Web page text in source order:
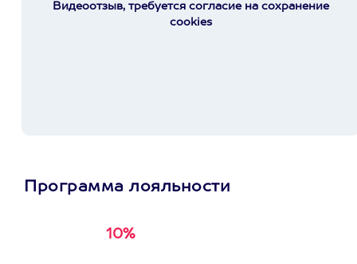
Видеоотзыв, требуется согласие на сохранение
cookies
Программа лояльности
10%